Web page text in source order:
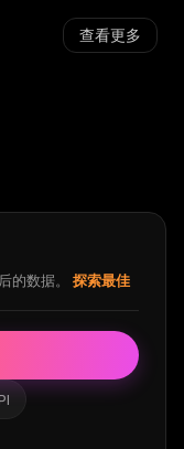
查看更多
的数据。
探索最佳